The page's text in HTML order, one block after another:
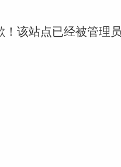
！该站点已经被管理